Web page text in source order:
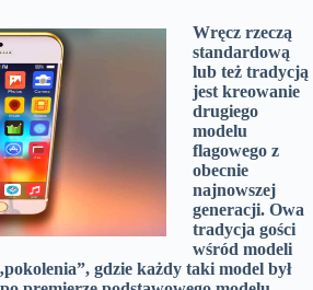
Wręcz rzeczą
standardową
lub też tradycją
jest kreowanie
drugiego
modelu
flagowego z
obecnie
najnowszej
generacji. Owa
tradycja gości
wśród modeli
gdzie każdy taki model był